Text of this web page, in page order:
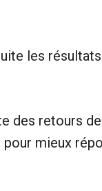
les
des retours
mieux